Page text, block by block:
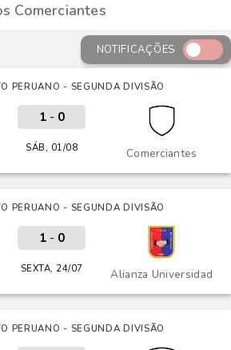
Comerciantes
NOTIFICAÇÕES
PERUANO - SEGUNDA DIVISÃO
Comerciantes
1- 0
SÁB, 01/08
PERUANO - SEGUNDA DIVISÃO
Alianza Universidad
1- 0
SEXTA, 24/07
PERUANO - SEGUNDA DIVISÃO